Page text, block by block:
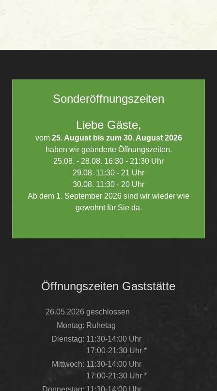
Sonderöffnungszeiten
Liebe Gäste,
vom 25. August bis zum 30. August 2026
haben wir geänderte Öffnungszeiten.
25.08. - 28.08. 16:30 - 21:30 Uhr
29.08. 11:30 - 21 Uhr
30.08. 11:30 - 20 Uhr
Ab dem 1. September 2026 sind wir wieder wie
gewohnt für Sie da.
Öffnungszeiten Gaststätte
26.05.2026 geschlossen
Montag: Ruhetag
Dienstag: 11:30-14:00 Uhr
17:00-21:30 Uhr *
Mittwoch: 11:30-14:00 Uhr
17:00-21:30 Uhr *
Donnerstag: 11:30-14:00 Uhr